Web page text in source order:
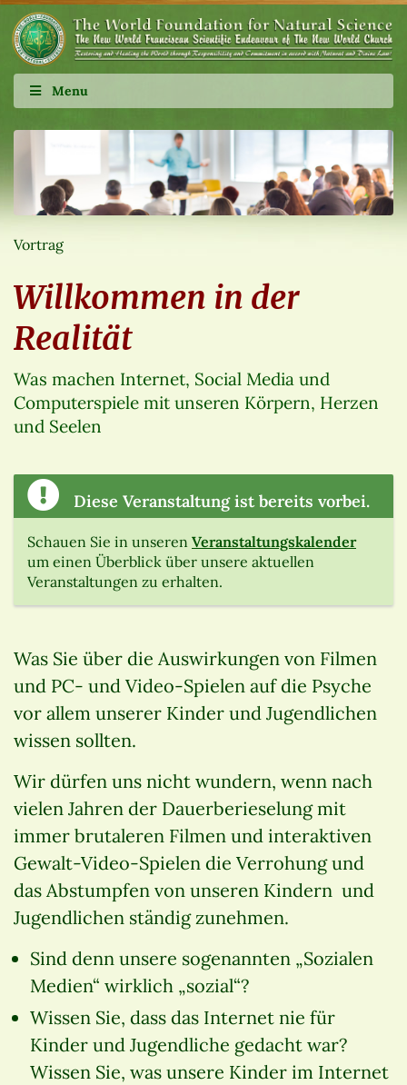
Menu
Vortrag
Willkommen in der
Realität
Was machen Internet, Social Media und
Computerspiele mit unseren Körpern, Herzen
und Seelen
Diese Veranstaltung ist bereits vorbei.
Schauen Sie in unseren Veranstaltungskalender
um einen Überblick über unsere aktuellen
Veranstaltungen zu erhalten.
Was Sie über die Auswirkungen von Filmen
und PC- und Video-Spielen auf die Psyche
vor allem unserer Kinder und Jugendlichen
wissen sollten.
Wir dürfen uns nicht wundern, wenn nach
vielen Jahren der Dauerberieselung mit
immer brutaleren Filmen und interaktiven
Gewalt-Video-Spielen die Verrohung und
das Abstumpfen von unseren Kindern und
Jugendlichen ständig zunehmen.
Sind denn unsere sogenannten „Sozialen
Medien“ wirklich „sozial“?
Wissen Sie, dass das Internet nie für
Kinder und Jugendliche gedacht war?
Wissen Sie, was unsere Kinder im Internet